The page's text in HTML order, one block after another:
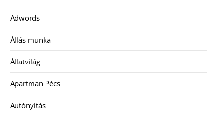
Adwords
Állás munka
Állatvilág
Apartman Pécs
Autónyitás